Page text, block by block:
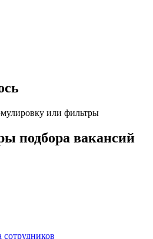
или фильтры
подбора вакансий